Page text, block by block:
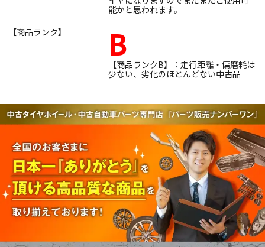
能かと思われます。
【商品ランク】
B
【商品ランクB】：走行距離・偏磨耗は
少ない、劣化のほとんどない中古品